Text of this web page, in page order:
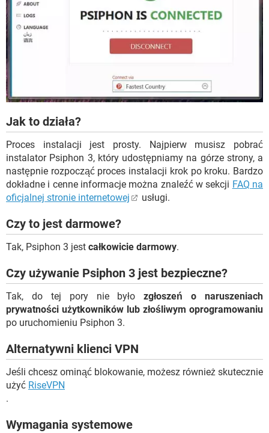
Jak to działa?
Proces instalacji jest prosty. Najpierw musisz pobrać
instalator Psiphon 3, który udostępniamy na górze strony, a
następnie rozpocząć proces instalacji krok po kroku. Bardzo
dokładne i cenne informacje można znaleźć w sekcji FAQ na
oficjalnej stronie internetowej
usługi.
Czy to jest darmowe?
Tak, Psiphon 3 jest całkowicie darmowy.
Czy używanie Psiphon 3 jest bezpieczne?
Tak, do tej pory nie byłozgłoszeń o naruszeniach
prywatności użytkowników lub złośliwym oprogramowaniu
po uruchomieniu Psiphon 3.
Alternatywni klienci VPN
Jeśli chcesz ominąć blokowanie, możesz również skutecznie
użyć RiseVPN
.
Wymagania systemowe